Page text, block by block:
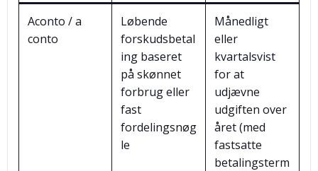
Aconto / a
conto
Løbende
forskudsbetal
ing baseret
på skønnet
forbrug eller
fast
fordelingsnøg
le
Månedligt
eller
kvartalsvist
for at
udjævne
udgiften over
året (med
fastsatte
betalingsterm